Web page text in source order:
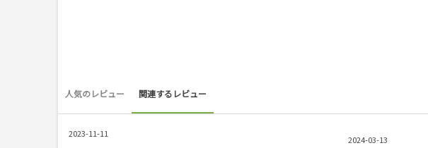
人気のレビュー 関連するレビュー
2023-11-11
2024-03-13